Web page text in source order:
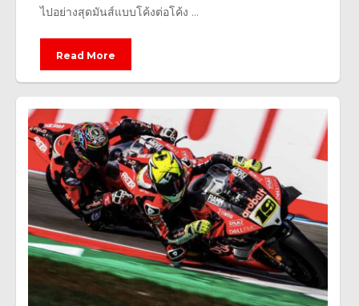
ไปอย่างสุดมันส์แบบโค้งต่อโค้ง ...
Read More